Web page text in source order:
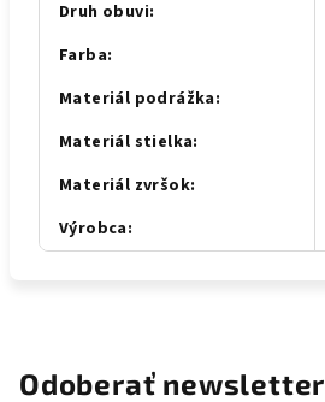
Druh obuvi:
Farba:
Materiál podrážka:
Materiál stielka:
Materiál zvršok:
Výrobca:
Odoberať newsletter